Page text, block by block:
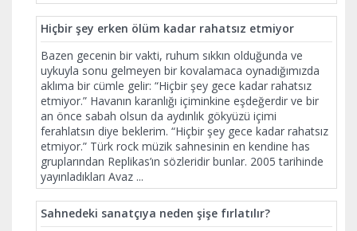
Hiçbir şey erken ölüm kadar rahatsız etmiyor
Bazen gecenin bir vakti, ruhum sıkkın olduğunda ve
uykuyla sonu gelmeyen bir kovalamaca oynadığımızda
aklıma bir cümle gelir: “Hiçbir şey gece kadar rahatsız
etmiyor.” Havanın karanlığı içiminkine eşdeğerdir ve bir
an önce sabah olsun da aydınlık gökyüzü içimi
ferahlatsın diye beklerim. “Hiçbir şey gece kadar rahatsız
etmiyor.” Türk rock müzik sahnesinin en kendine has
gruplarından Replikas’ın sözleridir bunlar. 2005 tarihinde
yayınladıkları Avaz ...
Sahnedeki sanatçıya neden şişe fırlatılır?